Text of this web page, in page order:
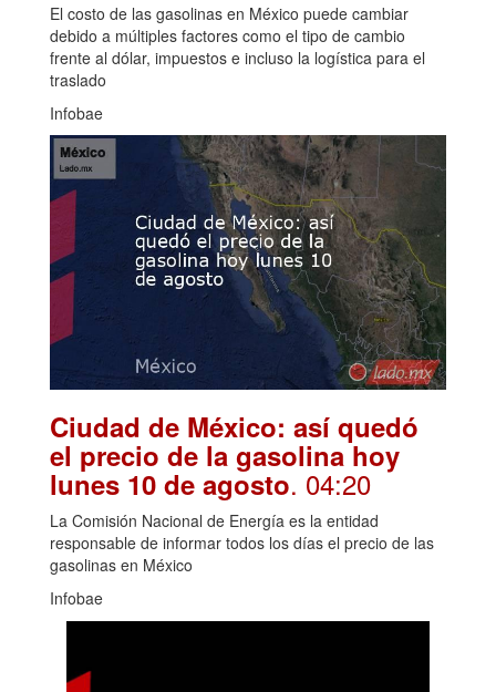
El costo de las gasolinas en México puede cambiar
debido a múltiples factores como el tipo de cambio
frente al dólar, impuestos e incluso la logística para el
traslado
Infobae
Ciudad de México: así quedó
el precio de la gasolina hoy
lunes 10 de agosto. 04:20
La Comisión Nacional de Energía es la entidad
responsable de informar todos los días el precio de las
gasolinas en México
Infobae